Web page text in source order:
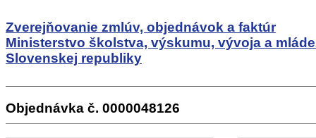
Zverejňovanie zmlúv, objednávok a faktúr
Ministerstvo školstva, výskumu, vývoja a
Slovenskej republiky
Objednávka č. 0000048126